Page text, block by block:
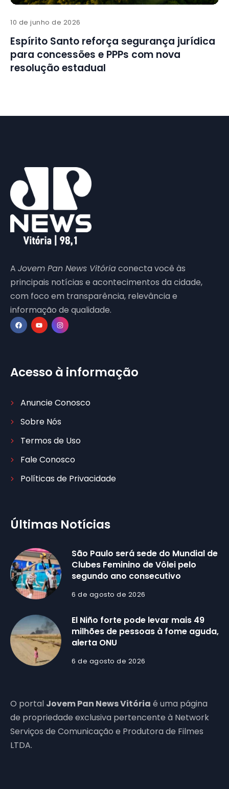
10 de junho de 2026
Espírito Santo reforça segurança jurídica
para concessões e PPPs com nova
resolução estadual
A Jovem Pan News Vitóriaconecta você às
principais notícias e acontecimentos da cidade,
com foco em transparência, relevância e
informação de qualidade.
Acesso à informação
Anuncie Conosco
Sobre Nós
Termos de Uso
Fale Conosco
Políticas de Privacidade
Últimas Notícias
São Paulo será sede do Mundial de
Clubes Feminino de Vôlei pelo
segundo ano consecutivo
6 de agosto de 2026
El Niño forte pode levar mais 49
milhões de pessoas à fome aguda,
alerta ONU
6 de agosto de 2026
O portal Jovem Pan News Vitória é uma página
de propriedade exclusiva pertencente à Network
Serviços de Comunicação e Produtora de Filmes
LTDA.